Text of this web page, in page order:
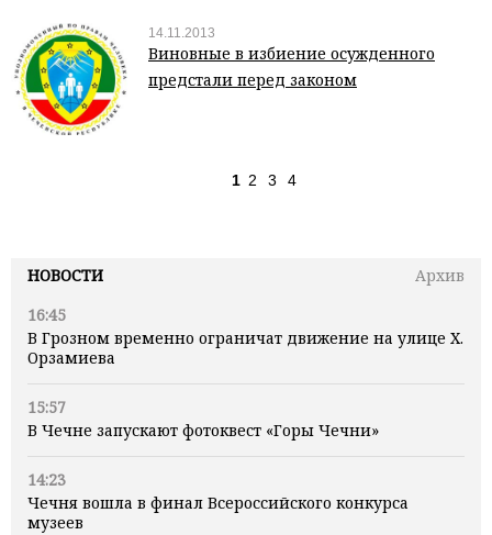
НОВОСТИ
Архив
16:45
В Грозном временно ограничат движение на улице Х.
Орзамиева
15:57
В Чечне запускают фотоквест «Горы Чечни»
14:23
Чечня вошла в финал Всероссийского конкурса
музеев
14.11.2013
Виновные в избиение осужденного
предстали перед законом
1 2 3 4